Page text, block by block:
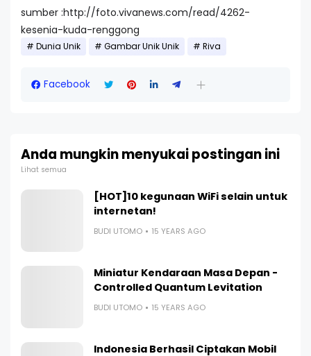
sumber :http://foto.vivanews.com/read/4262-
kesenia-kuda-renggong
Dunia Unik Gambar Unik Unik Riva
Facebook
Anda mungkin menyukai postingan ini
Lihat semua
[HOT]10 kegunaan WiFi selain untuk
internetan!
BUDI UTOMO 15 YEARS AGO
Miniatur Kendaraan Masa Depan -
Controlled Quantum Levitation
BUDI UTOMO 15 YEARS AGO
Indonesia Berhasil Ciptakan Mobil